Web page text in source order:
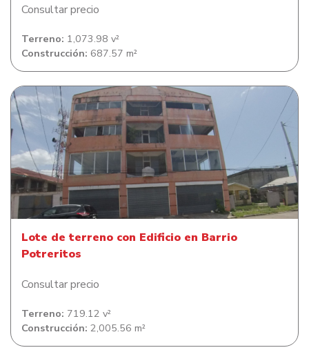
Consultar precio
Terreno: 1,073.98 v²
Construcción: 687.57 m²
Lote de terreno con Edificio en Barrio Potreritos
Lote de terreno con Edificio en Barrio
Potreritos
Consultar precio
Terreno: 719.12 v²
Construcción: 2,005.56 m²